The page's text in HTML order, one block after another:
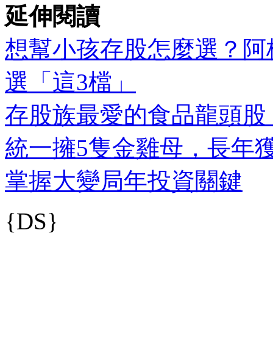
延伸閱讀
想幫小孩存股怎麼選？
選「這3檔」
存股族最愛的食品龍頭
統一擁5隻金雞母，長年
掌握大變局年投資關鍵
{DS}